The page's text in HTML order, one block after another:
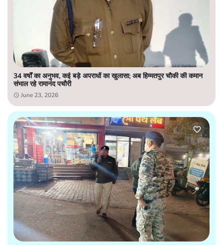
34 वर्षों का अनुभव, कई बड़े अपराधों का खुलासा; अब हिम्मतपुर चौकी की कमान
संभाल रहे रामानंद पचौरी
June 23, 2026